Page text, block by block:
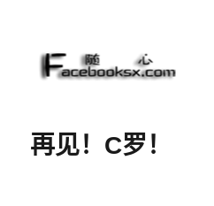
再见！C罗！